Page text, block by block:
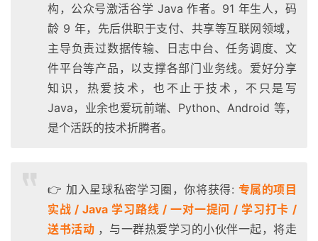
构，公众号激活谷学 Java 作者。91 年生人，码
龄 9 年，先后供职于支付、共享等互联网领域，
主导负责过数据传输、日志中台、任务调度、文
件平台等产品，以支撑各部门业务线。爱好分享
知识，热爱技术，也不止于技术，不只是写
Java，业余也爱玩前端、Python、Android 等，
是个活跃的技术折腾者。
👉 加入星球私密学习圈，你将获得: 专属的项目
实战 / Java 学习路线 / 一对一提问 / 学习打卡 /
送书活动 ，与一群热爱学习的小伙伴一起，将走